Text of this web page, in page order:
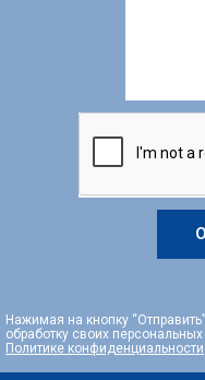
Нажимая на кнопку
обработку своих
Политике конфиденциальности